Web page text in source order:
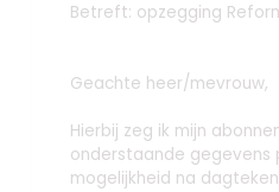
Betreft: opzegging
Geachte heer/mevrouw,
Hierbij zeg ik mijn
onderstaande gegevens
mogelijkheid na